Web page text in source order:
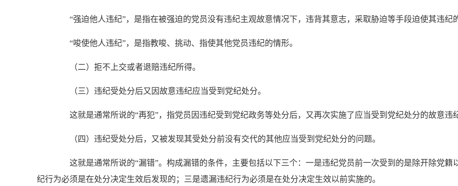
“强迫他人违纪”，是指在被强迫的党员没有违纪主观故意情况下，违背其意志，采取胁迫等手段迫使其违纪
“唆使他人违纪”，是指教唆、挑动、指使其他党员违纪的情形。
（二）拒不上交或者退赔违纪所得。
（三）违纪受处分后又因故意违纪应当受到党纪处分。
这就是通常所说的“再犯”，指党员因违纪受到党纪政务等处分后，又再次实施了应当受到党纪处分的故意违
（四）违纪受处分后，又被发现其受处分前没有交代的其他应当受到党纪处分的问题。
这就是通常所说的“漏错”。构成漏错的条件，主要包括以下三个：一是违纪党员前一次受到的是除开除党籍
纪行为必须是在处分决定生效后发现的；三是遗漏违纪行为必须是在处分决定生效以前实施的。